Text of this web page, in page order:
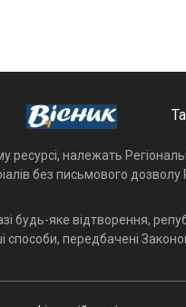
ресурсі, належать
без письмового
будь-яке відтворення,
способи, передбачені